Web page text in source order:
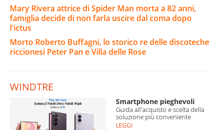
Mary Rivera attrice di Spider Man morta a 82 anni,
famiglia decide di non farla uscire dal coma dopo
l'ictus
Morto Roberto Buffagni, lo storico re delle discoteche
riccionesi Peter Pan e Villa delle Rose
WINDTRE
Smartphone pieghevoli
Guida all'acquisto e scelta della
soluzione più conveniente
LEGGI